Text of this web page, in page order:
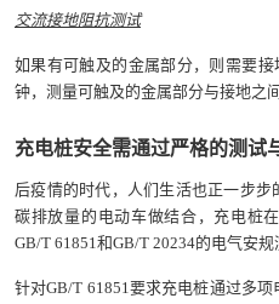
交流接地阻抗测试
如果有可触及的金属部分，则需要
钟，测量可触及的金属部分与接地之
充电桩安全需通过严格的测试
后疫情的时代，人们生活也正一步
碳排放量的电动车做结合，充电桩
GB/T 61851和GB/T 20234的电气安规
针对GB/T 61851要求充电桩通过多